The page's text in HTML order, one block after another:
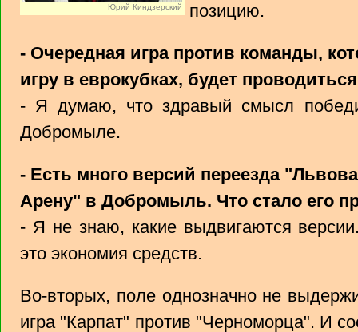
Юрий Киндзерский
позицию.
- Очередная игра против команды,
игру в еврокубках, будет
- Я думаю, что здравый смысл
Добромыле.
- Есть много версий переезда
Арену" в Добромыль. Что стало его
- Я не знаю, какие выдвигаются
это экономия средств.
Во-вторых, поле однозначно не
игра "Карпат" против "Черноморца". И